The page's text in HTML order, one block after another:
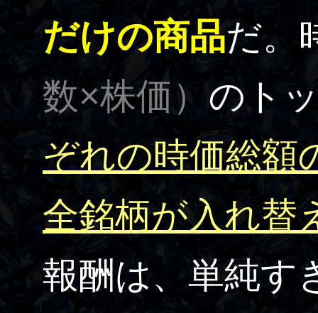
だけの商品だ。
数×株価） のト
ぞれの時価総額
全銘柄が入れ替
報酬は、単純す